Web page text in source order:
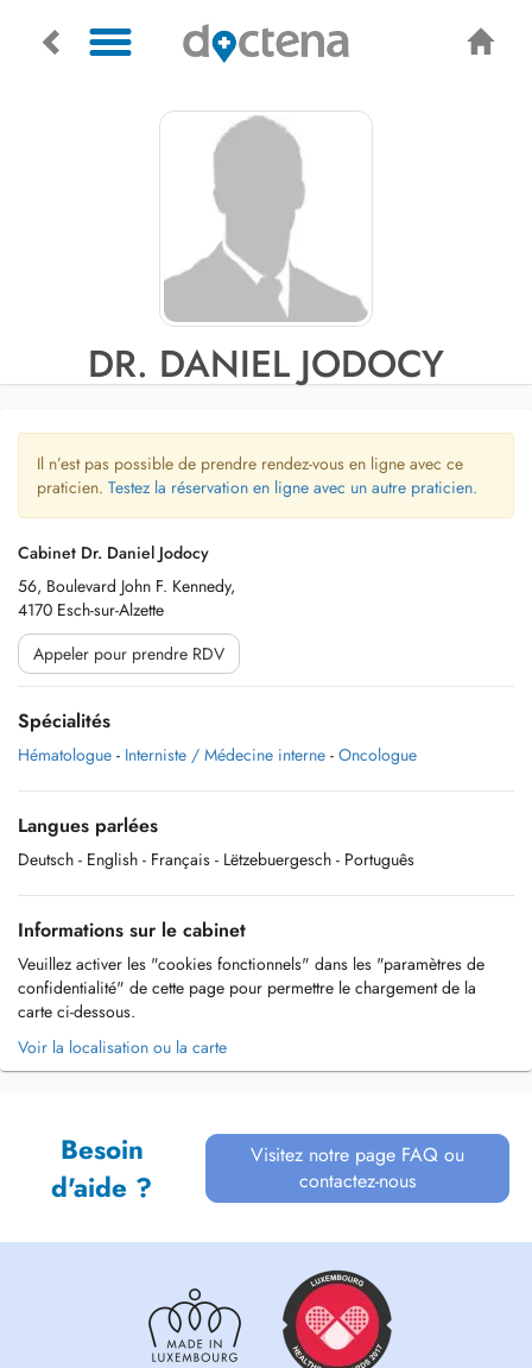
DR. DANIEL JODOCY
Il n’est pas possible de prendre rendez-vous en ligne avec ce
praticien. Testez la réservation en ligne avec un autre praticien.
Cabinet Dr. Daniel Jodocy
56, Boulevard John F. Kennedy,
4170 Esch-sur-Alzette
Appeler pour prendre RDV
Spécialités
Hématologue - Interniste / Médecine interne - Oncologue
Langues parlées
Deutsch - English - Français - Lëtzebuergesch - Português
Informations sur le cabinet
Veuillez activer les "cookies fonctionnels" dans les "paramètres de
confidentialité" de cette page pour permettre le chargement de la
carte ci-dessous.
Voir la localisation ou la carte
Besoin
d'aide ?
Visitez notre page FAQ ou
contactez-nous